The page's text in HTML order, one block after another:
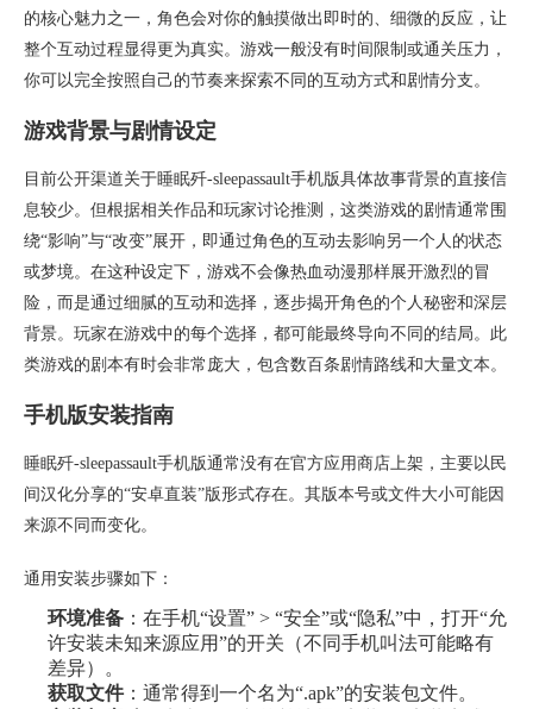
的核心魅力之一，角色会对你的触摸做出即时的、细微的反应，让
整个互动过程显得更为真实。游戏一般没有时间限制或通关压力，
你可以完全按照自己的节奏来探索不同的互动方式和剧情分支。
游戏背景与剧情设定
目前公开渠道关于睡眠歼-sleepassault手机版具体故事背景的直接信
息较少。但根据相关作品和玩家讨论推测，这类游戏的剧情通常围
绕“影响”与“改变”展开，即通过角色的互动去影响另一个人的状态
或梦境。在这种设定下，游戏不会像热血动漫那样展开激烈的冒
险，而是通过细腻的互动和选择，逐步揭开角色的个人秘密和深层
背景。玩家在游戏中的每个选择，都可能最终导向不同的结局。此
类游戏的剧本有时会非常庞大，包含数百条剧情路线和大量文本。
手机版安装指南
睡眠歼-sleepassault手机版通常没有在官方应用商店上架，主要以民
间汉化分享的“安卓直装”版形式存在。其版本号或文件大小可能因
来源不同而变化。
通用安装步骤如下：
环境准备 ：在手机“设置” > “安全”或“隐私”中，打开“允
许安装未知来源应用”的开关（不同手机叫法可能略有
差异）。
获取文件：通常得到一个名为“.apk”的安装包文件。